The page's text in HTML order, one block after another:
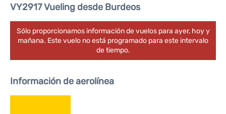
VY2917 Vueling desde Burdeos
Sólo proporcionamos información de vuelos para ayer, hoy y
mañana. Este vuelo no está programado para este intervalo
de tiempo.
Información de aerolínea